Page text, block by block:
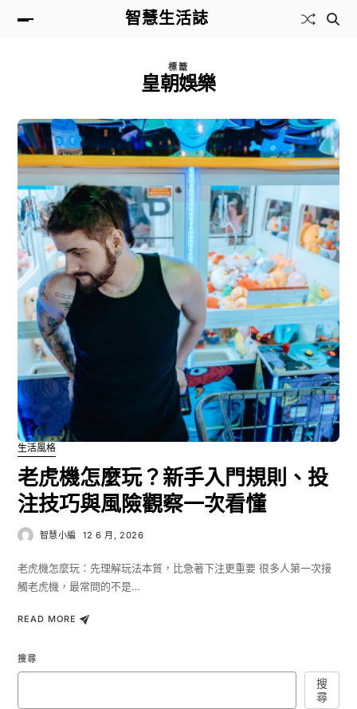
智慧生活誌
標籤
皇朝娛樂
生活風格
老虎機怎麼玩？新手入門規則、投
注技巧與風險觀察一次看懂
智慧小編 12 6 月, 2026
老虎機怎麼玩：先理解玩法本質，比急著下注更重要 很多人第一次接
觸老虎機，最常問的不是…
READ MORE
搜尋
搜
尋